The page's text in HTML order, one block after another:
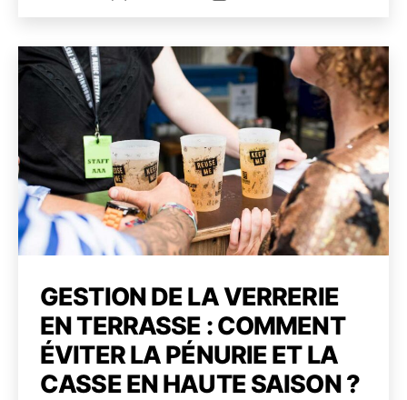
:
?
GESTION DE LA VERRERIE
EN TERRASSE : COMMENT
ÉVITER LA PÉNURIE ET LA
CASSE EN HAUTE SAISON ?